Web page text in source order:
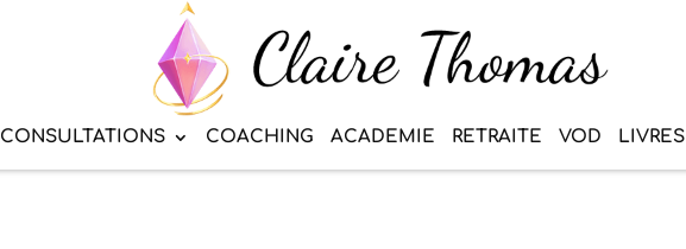
CONSULTATIONS COACHING ACADEMIE RETRAITE VOD LIVRES